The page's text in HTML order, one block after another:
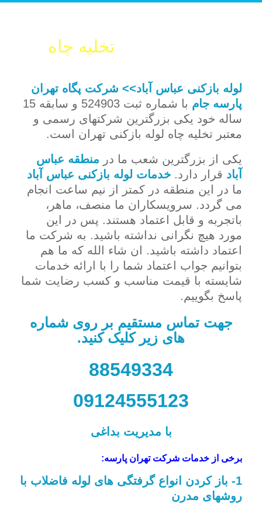
حفر چاه تضمینی
، شبانه روزی ، ارزان
لوله بازکنی عباس آباد>> شرکت پگاه تهران
پارسه جام
با شماره ثبت 524903 و سابقه 15
ساله خود یکی بزرگترین شرکتهای رسمی و
معتبر تخلیه چاه لوله بازکنی تهران است.
یکی از بزرگترین شعب ما در منطقه عباس
آباد قرار دارد. خدمات لوله بازکنی عباس آباد
ما در این منطقه در کمتر از نیم ساعت انجام
می گردد. سرویسکاران ما منصف، ماهر،
باتجربه و قابل اعتماد هستند. پس در این
مورد هیچ نگرانی نداشته باشید. به شرکت ما
اعتماد داشته باشید. ان شاء الله که ما هم
بتوانیم جواب اعتماد شما را با ارائه خدمات
شایسته با قیمت مناسب و کسب رضایت شما
پاسخ بگوییم.
جهت تماس مستقیم بر روی شماره
های زیر کلیک کنید.
88549334
09124555123
با مدیریت بداغی
برخی از خدمات شرکت تهران پارسه:
1- باز کردن انواع گرفتگی های لوله فاضلاب با
روشهای مدرن